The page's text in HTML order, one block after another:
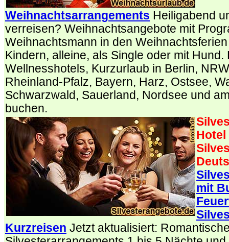
Weihnachtsarrangements Heiligabend
verreisen? Weihnachtsangebote mit
Weihnachtsmann in den
Kindern, alleine, als Single oder mit Hund.
Wellnesshotels, Kurzurlaub in Berlin,
Rheinland-Pfalz, Bayern, Harz, Ostsee,
Schwarzwald, Sauerland, Nordsee und
buchen.
Hotel
mit
Kurzreisen Jetzt aktualisiert: